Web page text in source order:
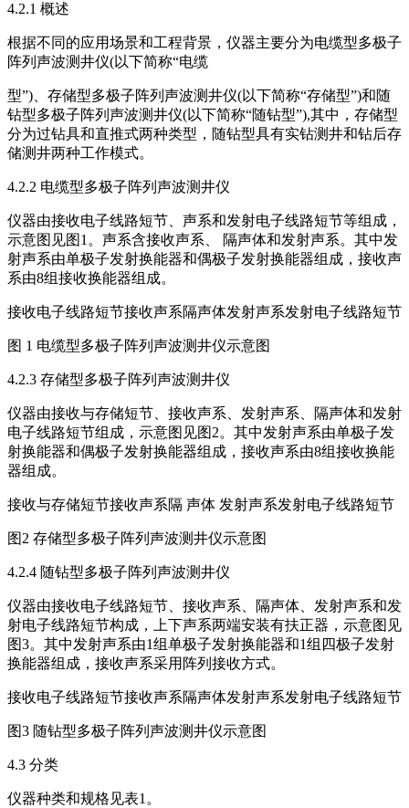
4.2.1 概述
根据不同的应用场景和工程背景，仪器主要分为电缆型多极子
阵列声波测井仪(以下简称“电缆
型”)、存储型多极子阵列声波测井仪(以下简称“存储型”)和随
钻型多极子阵列声波测井仪(以下简称“随钻型”),其中，存储型
分为过钻具和直推式两种类型，随钻型具有实钻测井和钻后存
储测井两种工作模式。
4.2.2 电缆型多极子阵列声波测井仪
仪器由接收电子线路短节、声系和发射电子线路短节等组成，
示意图见图1。声系含接收声系、 隔声体和发射声系。其中发
射声系由单极子发射换能器和偶极子发射换能器组成，接收声
系由8组接收换能器组成。
接收电子线路短节接收声系隔声体发射声系发射电子线路短节
图 1 电缆型多极子阵列声波测井仪示意图
4.2.3 存储型多极子阵列声波测井仪
仪器由接收与存储短节、接收声系、发射声系、隔声体和发射
电子线路短节组成，示意图见图2。其中发射声系由单极子发
射换能器和偶极子发射换能器组成，接收声系由8组接收换能
器组成。
接收与存储短节接收声系隔 声体 发射声系发射电子线路短节
图2 存储型多极子阵列声波测井仪示意图
4.2.4 随钻型多极子阵列声波测井仪
仪器由接收电子线路短节、接收声系、隔声体、发射声系和发
射电子线路短节构成，上下声系两端安装有扶正器，示意图见
图3。其中发射声系由1组单极子发射换能器和1组四极子发射
换能器组成，接收声系采用阵列接收方式。
接收电子线路短节接收声系隔声体发射声系发射电子线路短节
图3 随钻型多极子阵列声波测井仪示意图
4.3 分类
仪器种类和规格见表1。